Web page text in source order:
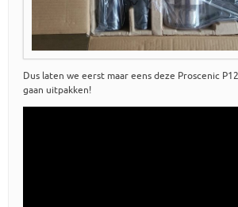
Dus laten we eerst maar eens deze Proscenic
gaan uitpakken!